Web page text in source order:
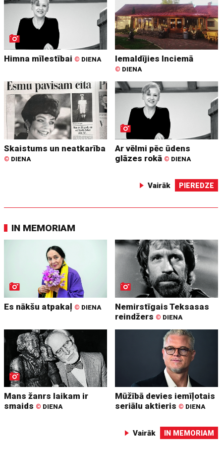
Himna mīlestībai © DIENA Iemaldījies Inciemā
© DIENA
Skaistums un neatkarība
© DIENA
Ar vēlmi pēc ūdens
glāzes rokā © DIENA
Vairāk PIEREDZE
IN MEMORIAM
Es nākšu atpakaļ © DIENA
Nemirstīgais Teksasas
reindžers © DIENA
Mans žanrs laikam ir
smaids © DIENA
Mūžībā devies iemīļotais
seriālu aktieris © DIENA
Vairāk IN MEMORIAM